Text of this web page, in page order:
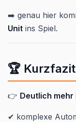
➡️ genau hier
Unit ins Spiel.
🏆 Kurzfazit
👉 Deutlich mehr
✔ komplexe